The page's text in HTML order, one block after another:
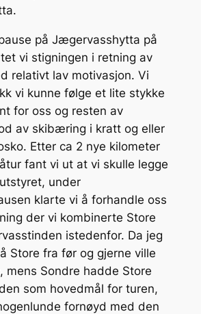
på Jægervasshytta på
vi stigningen i retning av
relativt lav motivasjon. Vi
vi kunne følge et lite stykke
for oss og resten av
av skibæring i kratt og eller
Etter ca 2 nye kilometer
fant vi ut at vi skulle legge
under
klarte vi å forhandle oss
der vi kombinerte Store
istedenfor. Da jeg
Store fra før og gjerne ville
mens Sondre hadde Store
som hovedmål for turen,
fornøyd med den